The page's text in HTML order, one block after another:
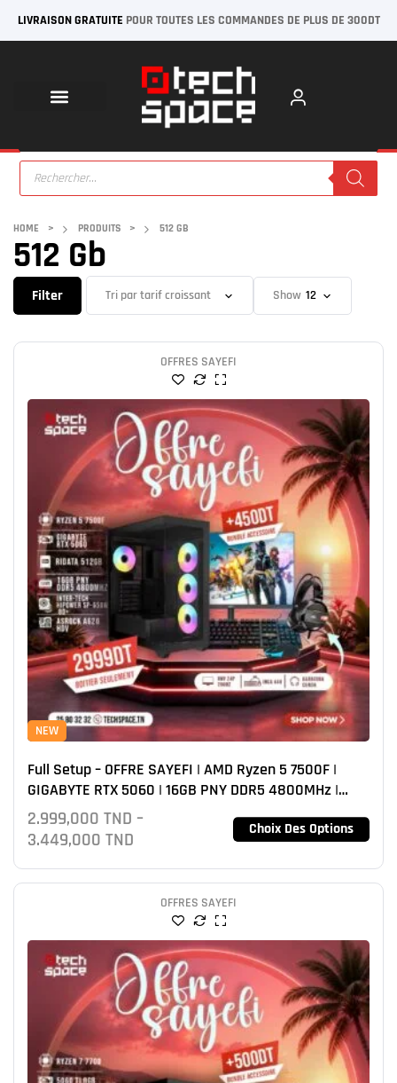
LIVRAISON GRATUITE POUR TOUTES LES COMMANDES DE PLUS DE 300DT
HOME > PRODUITS > 512 GB
512 Gb
Filter Show
OFFRES SAYEFI
NEW
Full Setup – OFFRE SAYEFI | AMD Ryzen 5 7500F |
GIGABYTE RTX 5060 | 16GB PNY DDR5 4800MHz |
NVMe 512GB
2.999,000 TND –
3.449,000 TND Choix Des Options
OFFRES SAYEFI